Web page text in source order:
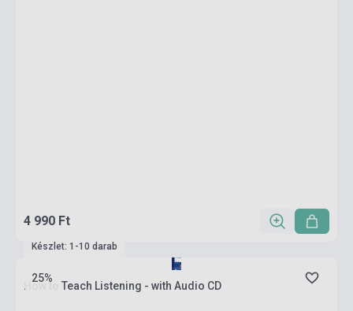
4 990 Ft
25%
Készlet: 1-10 darab
How to Teach Listening - with Audio CD